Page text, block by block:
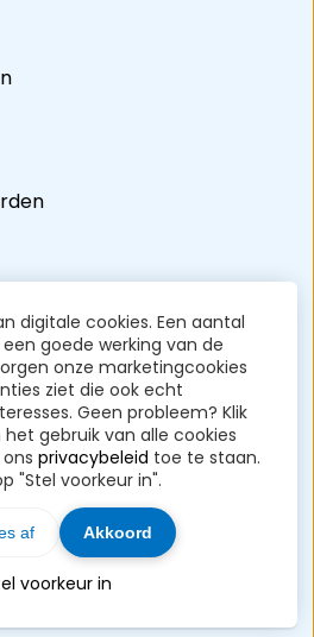
digitale cookies. Een aantal
goede werking van de
onze marketingcookies
ziet die ook echt
Geen probleem? Klik
gebruik van alle cookies
privacybeleid toe te staan.
"Stel voorkeur in".
voorkeur in
af Akkoord